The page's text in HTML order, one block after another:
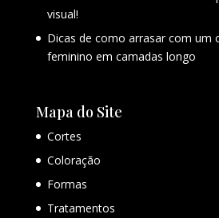
visual!
Dicas de como arrasar com um
feminino em camadas longo
Mapa do Site
Cortes
Coloração
Formas
Tratamentos